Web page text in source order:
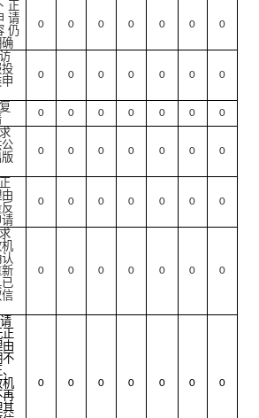
正
请
仍
0 0 0 0 0 0 0
0 0 0 0 0 0 0
0 0 0 0 0 0 0
0 0 0 0 0 0 0
0 0 0 0 0 0 0
新
已
0 0 0 0 0 0 0
正
由
不
机
再
其
0 0 0 0 0 0 0